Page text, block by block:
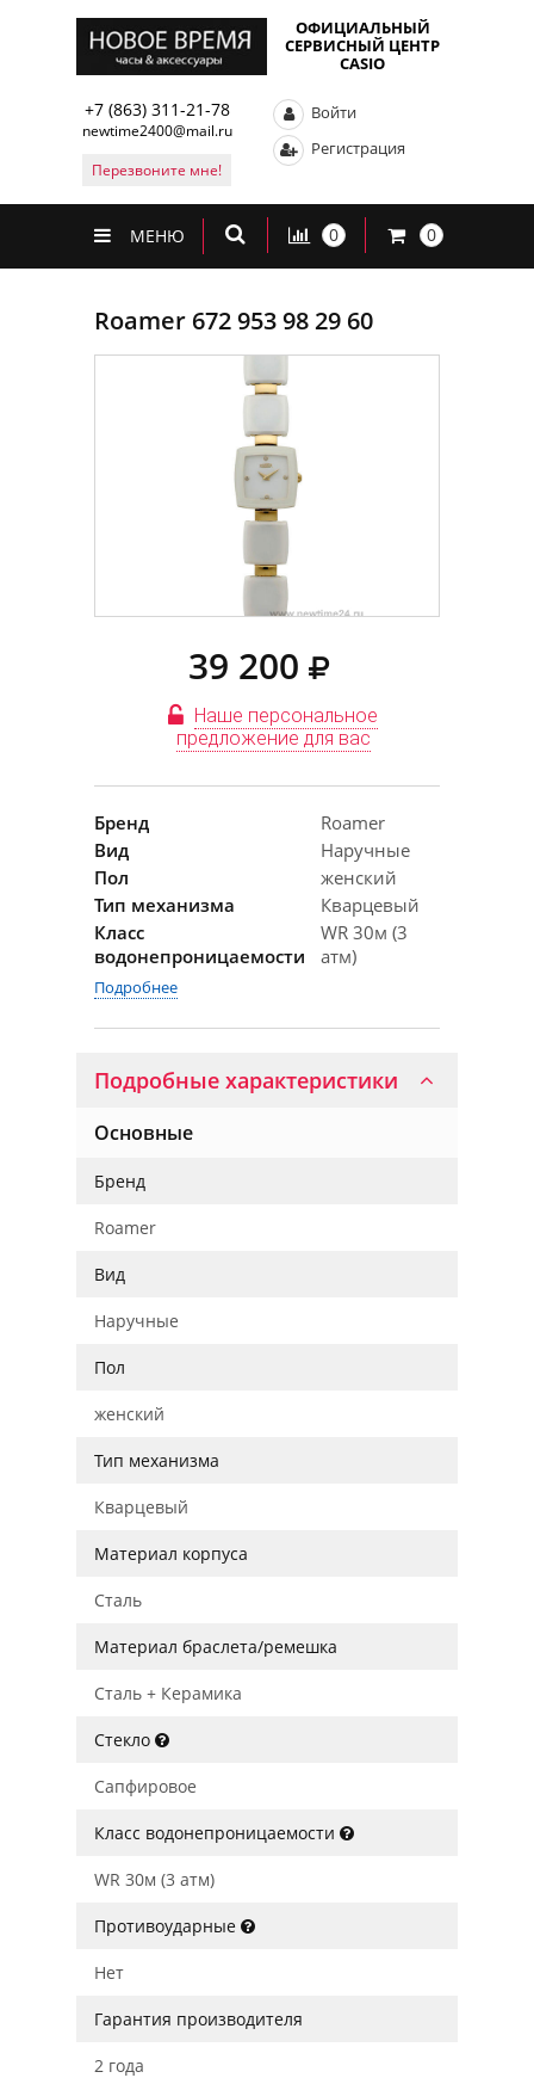
ОФИЦИАЛЬНЫЙ
СЕРВИСНЫЙ ЦЕНТР
CASIO
+7 (863) 311-21-78
newtime2400@mail.ru
Перезвоните мне!
Войти
Регистрация
МЕНЮ 0 0
Roamer 672 953 98 29 60
39 200
Наше персональное
предложение для вас
Бренд
Roamer
Вид
Наручные
Пол
женский
Тип механизма
Кварцевый
Класс
водонепроницаемости
WR 30м (3
атм)
Подробнее
Подробные характеристики
Основные
Бренд
Roamer
Вид
Наручные
Пол
женский
Тип механизма
Кварцевый
Материал корпуса
Сталь
Материал браслета/ремешка
Сталь + Керамика
Стекло
Сапфировое
Класс водонепроницаемости
WR 30м (3 атм)
Противоударные
Нет
Гарантия производителя
2 года